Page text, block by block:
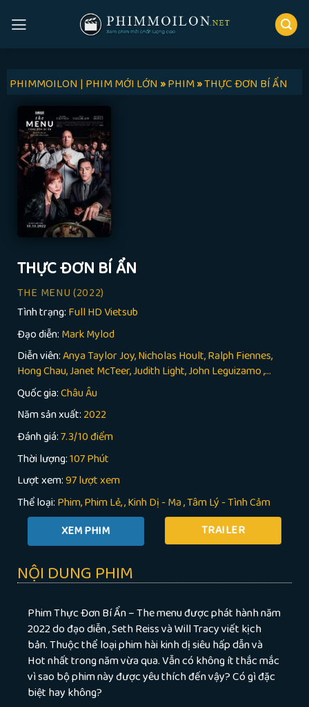
PHIMMOILON | PHIM MỚI LỚN»PHIM»THỰC ĐƠN BÍ ẨN
THỰC ĐƠN BÍ ẨN
THE MENU (2022)
Tình trạng: Full HD Vietsub
Đạo diễn: Mark Mylod
Diễn viên:Anya Taylor Joy, Nicholas Hoult, Ralph Fiennes,
Hong Chau, Janet McTeer, Judith Light, John Leguizamo ,...
Quốc gia:Châu Âu
Năm sản xuất: 2022
Đánh giá:7.3/10 điểm
Thời lượng:107 Phút
Lượt xem:97 lượt xem
Thể loại: Phim Phim Lẻ ,Kinh Dị - Ma,Tâm Lý - Tình Cảm
TRAILER
NỘI DUNG PHIM
Phim Thực Đơn Bí Ẩn – The menu được phát hành năm
2022 do đạo diễn , Seth Reiss và Will Tracy viết kịch
bản. Thuộc thể loại phim hài kinh dị siêu hấp dẫn và
Hot nhất trong năm vừa qua. Vẫn có không ít thắc mắc
vì sao bộ phim này được yêu thích đến vậy? Có gì đặc
biệt hay không?